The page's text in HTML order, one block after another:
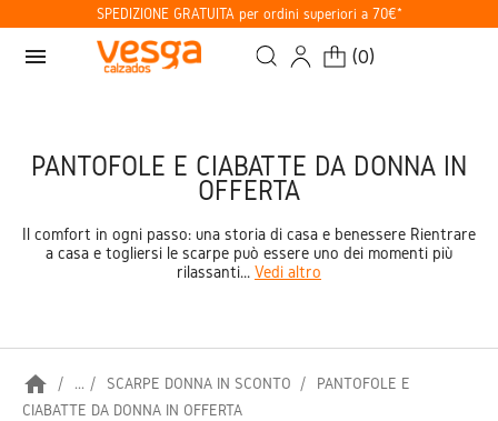
SPEDIZIONE GRATUITA per ordini superiori a 70€*
menu (0)
PANTOFOLE E CIABATTE DA DONNA IN
OFFERTA
Il comfort in ogni passo: una storia di casa e benessere Rientrare
a casa e togliersi le scarpe può essere uno dei momenti più
rilassanti... Vedi altro
home ... SCARPE DONNA IN SCONTO
PANTOFOLE E
CIABATTE DA DONNA IN OFFERTA